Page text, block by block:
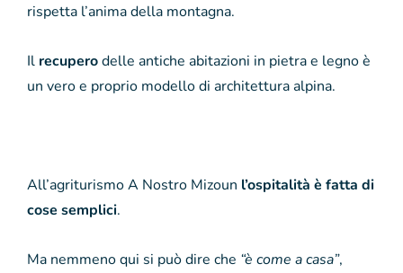
rispetta l’anima della montagna.
Il recuperodelle antiche abitazioni in pietra e legno è
un vero e proprio modello di architettura alpina.
All’agriturismo A Nostro Mizoun l’ospitalità è fatta di
cose semplici.
Ma nemmeno qui si può dire che “è come a casa”,